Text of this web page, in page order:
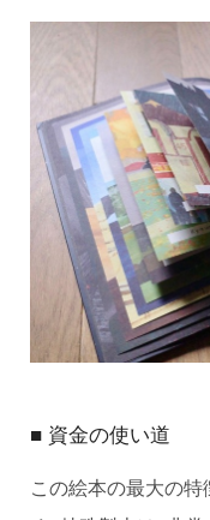
■ 資金の使い道
この絵本の最大の特